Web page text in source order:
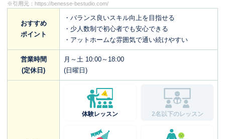
※引用元： https://benesse-bestudio.com/
おすすめ
ポイント
・バランス良いスキル向上を目指せる
・少人数制で初心者でも安心できる
・アットホームな雰囲気で通い続けやすい
営業時間
(定休日)
月～土 10:00～18:00
(日曜日)
体験レッスン 2名以下のレッスン